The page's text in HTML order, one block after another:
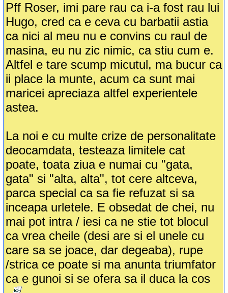
Pff Roser, imi pare rau ca i-a fost rau lui
Hugo, cred ca e ceva cu barbatii astia
ca nici al meu nu e convins cu raul de
masina, eu nu zic nimic, ca stiu cum e.
Altfel e tare scump micutul, ma bucur ca
ii place la munte, acum ca sunt mai
maricei apreciaza altfel experientele
astea.
La noi e cu multe crize de personalitate
deocamdata, testeaza limitele cat
poate, toata ziua e numai cu "gata,
gata" si "alta, alta", tot cere altceva,
parca special ca sa fie refuzat si sa
inceapa urletele. E obsedat de chei, nu
mai pot intra / iesi ca ne stie tot blocul
ca vrea cheile (desi are si el unele cu
care sa se joace, dar degeaba), rupe
/strica ce poate si ma anunta triumfator
ca e gunoi si se ofera sa il duca la cos